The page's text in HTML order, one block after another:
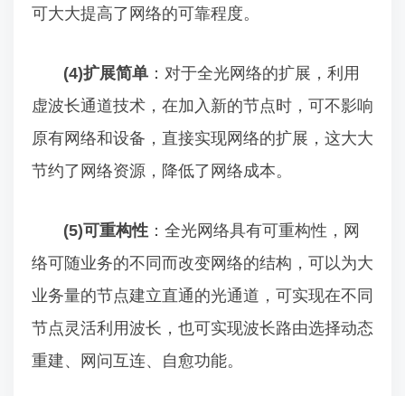
可大大提高了网络的可靠程度。
(4)扩展简单 ：对于全光网络的扩展，利用
虚波长通道技术，在加入新的节点时，可不影响
原有网络和设备，直接实现网络的扩展，这大大
节约了网络资源，降低了网络成本。
(5)可重构性 ：全光网络具有可重构性，网
络可随业务的不同而改变网络的结构，可以为大
业务量的节点建立直通的光通道，可实现在不同
节点灵活利用波长，也可实现波长路由选择动态
重建、网问互连、自愈功能。